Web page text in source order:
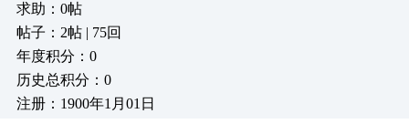
求助：0帖
帖子：2帖 | 75回
年度积分：0
历史总积分：0
注册：1900年1月01日